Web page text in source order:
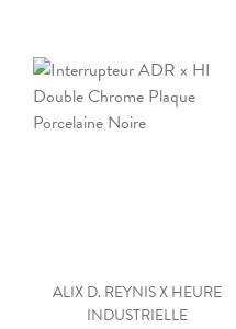
ALIX D. REYNIS X HEURE
INDUSTRIELLE